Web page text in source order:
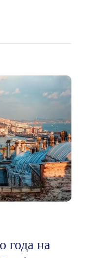
года на